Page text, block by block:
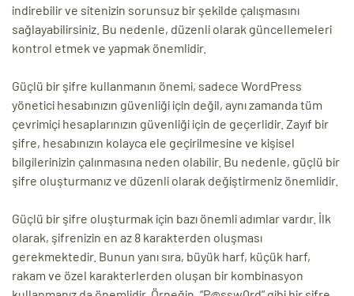
indirebilir ve sitenizin sorunsuz bir şekilde çalışmasını
sağlayabilirsiniz. Bu nedenle, düzenli olarak güncellemeleri
kontrol etmek ve yapmak önemlidir.
Güçlü bir şifre kullanmanın önemi, sadece WordPress
yönetici hesabınızın güvenliği için değil, aynı zamanda tüm
çevrimiçi hesaplarınızın güvenliği için de geçerlidir. Zayıf bir
şifre, hesabınızın kolayca ele geçirilmesine ve kişisel
bilgilerinizin çalınmasına neden olabilir. Bu nedenle, güçlü bir
şifre oluşturmanız ve düzenli olarak değiştirmeniz önemlidir.
Güçlü bir şifre oluşturmak için bazı önemli adımlar vardır. İlk
olarak, şifrenizin en az 8 karakterden oluşması
gerekmektedir. Bunun yanı sıra, büyük harf, küçük harf,
rakam ve özel karakterlerden oluşan bir kombinasyon